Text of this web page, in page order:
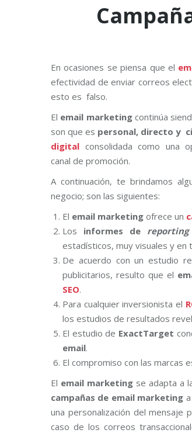
En ocasiones se piensa que el
efectividad de enviar correos
esto es falso.
El email marketingcontinúa
son que es personal, directo y
digital consolidada como una
canal de promoción.
A continuación, te brindamos
negocio; son las siguientes:
El email marketing ofrece un
Los informes de reporting
estadísticos, muy visuales y en
De acuerdo con un estudio
publicitarios, resulto que el
SEO.
Para cualquier inversionista el
los estudios de resultados
El estudio de ExactTarget
email.
El compromiso con las marcas
El email marketingse adapta a
campañas de email marketing
una personalización del mensaje
caso de los correos